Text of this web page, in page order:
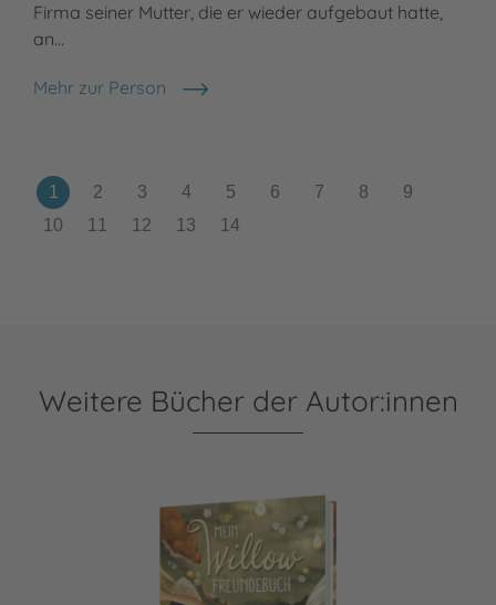
Firma seiner Mutter, die er wieder aufgebaut hatte,
an…
Mehr zur Person
Max Kruse
Weitere Bücher der Autor:innen